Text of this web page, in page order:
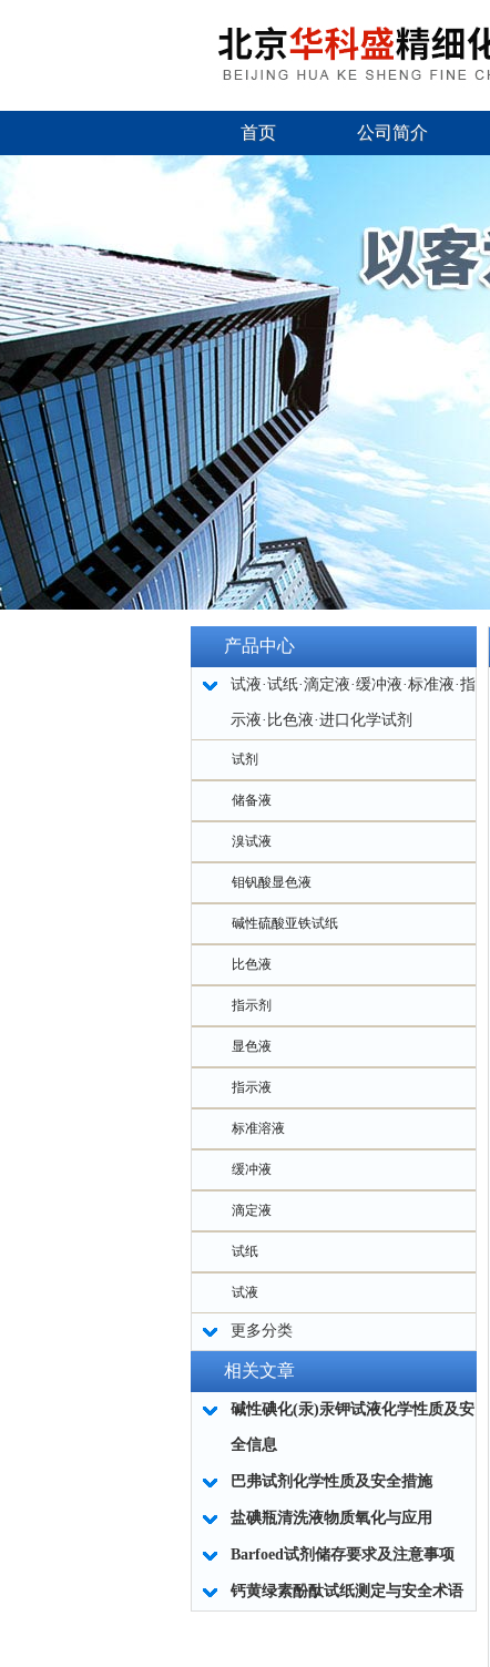
首页 公司简介
产品中心
试液·试纸·滴定液·缓冲液·标准液·指
示液·比色液·进口化学试剂
试剂
储备液
溴试液
钼钒酸显色液
碱性硫酸亚铁试纸
比色液
指示剂
显色液
指示液
标准溶液
缓冲液
滴定液
试纸
试液
更多分类
相关文章
碱性碘化(汞)汞钾试液化学性质及安
全信息
巴弗试剂化学性质及安全措施
盐碘瓶清洗液物质氧化与应用
Barfoed试剂储存要求及注意事项
钙黄绿素酚酞试纸测定与安全术语